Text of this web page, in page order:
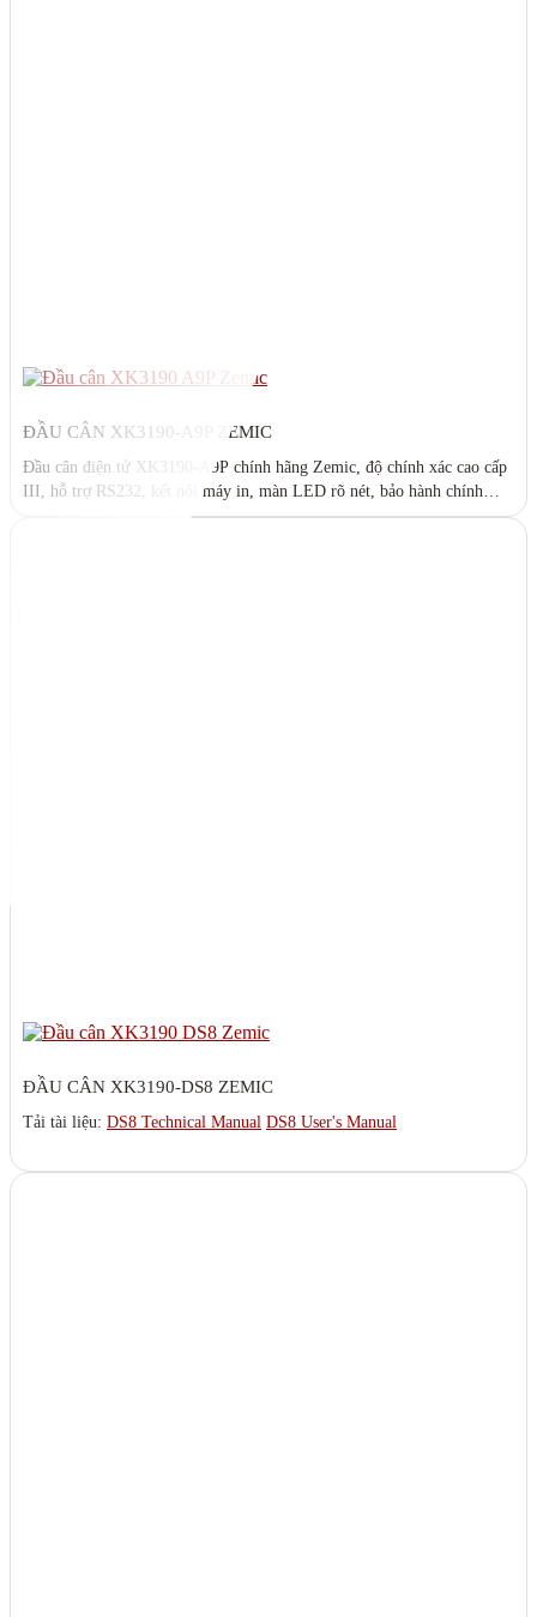
ĐẦU CÂN XK3190-A9P ZEMIC
Đầu cân điện tử XK3190-A9P chính hãng Zemic, độ chính xác cao cấp
III, hỗ trợ RS232, kết nối máy in, màn LED rõ nét, bảo hành chính
ĐẦU CÂN XK3190-DS8 ZEMIC
Tải tài liệu: DS8 Technical Manual DS8 User's Manual